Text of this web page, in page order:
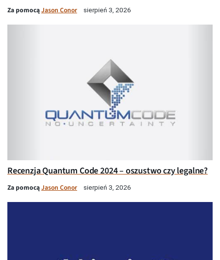
Za pomocąJason Conor sierpień 3, 2026
Recenzja Quantum Code 2024 – oszustwo czy legalne?
Za pomocąJason Conor sierpień 3, 2026